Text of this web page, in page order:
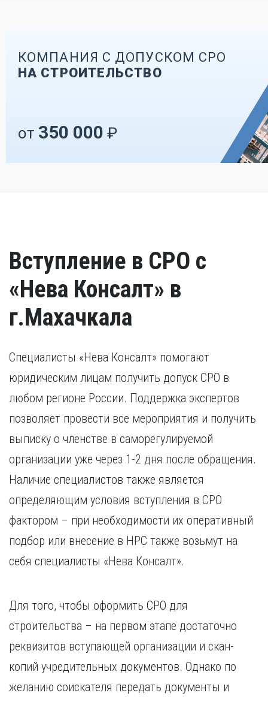
КОМПАНИЯ С ДОПУСКОМ СРО
НА СТРОИТЕЛЬСТВО
от 350 000 ₽
Вступление в СРО с
«Нева Консалт» в
г.Махачкала
Специалисты «Нева Консалт» помогают
юридическим лицам получить допуск СРО в
любом регионе России. Поддержка экспертов
позволяет провести все мероприятия и получить
выписку о членстве в саморегулируемой
организации уже через 1-2 дня после обращения.
Наличие специалистов также является
определяющим условия вступления в СРО
фактором – при необходимости их оперативный
подбор или внесение в НРС также возьмут на
себя специалисты «Нева Консалт».
Для того, чтобы оформить СРО для
строительства – на первом этапе достаточно
реквизитов вступающей организации и скан-
копий учредительных документов. Однако по
желанию соискателя передать документы и